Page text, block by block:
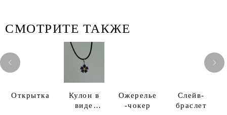
СМОТРИТЕ ТАКЖЕ
Открытка
Кулон в
виде
Ожерелье
-чокер
Слейв-
браслет